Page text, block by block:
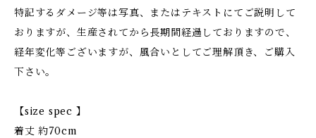
特記するダメージ等は写真、またはテキストにてご説明して
おりますが、生産されてから長期間経過しておりますので、
経年変化等ございますが、風合いとしてご理解頂き、ご購入
下さい。
【size spec 】
着丈 約70cm